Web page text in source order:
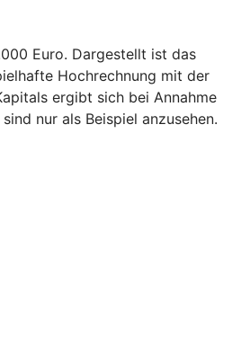
Euro. Dargestellt ist das
Hochrechnung mit der
ergibt sich bei Annahme
nur als Beispiel anzusehen.